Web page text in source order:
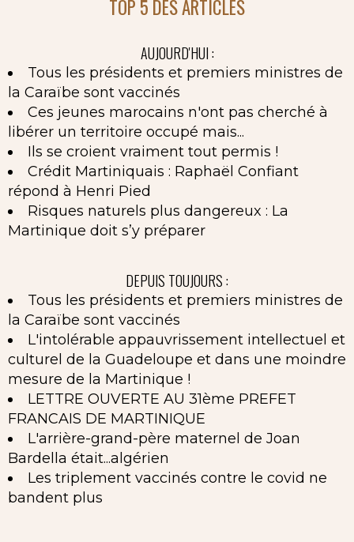
TOP 5 DES ARTICLES
AUJOURD'HUI :
Tous les présidents et premiers ministres de
la Caraïbe sont vaccinés
Ces jeunes marocains n'ont pas cherché à
libérer un territoire occupé mais...
Ils se croient vraiment tout permis !
Crédit Martiniquais : Raphaël Confiant
répond à Henri Pied
Risques naturels plus dangereux : La
Martinique doit s’y préparer
DEPUIS TOUJOURS :
Tous les présidents et premiers ministres de
la Caraïbe sont vaccinés
L'intolérable appauvrissement intellectuel et
culturel de la Guadeloupe et dans une moindre
mesure de la Martinique !
LETTRE OUVERTE AU 31ème PREFET
FRANCAIS DE MARTINIQUE
L'arrière-grand-père maternel de Joan
Bardella était...algérien
Les triplement vaccinés contre le covid ne
bandent plus